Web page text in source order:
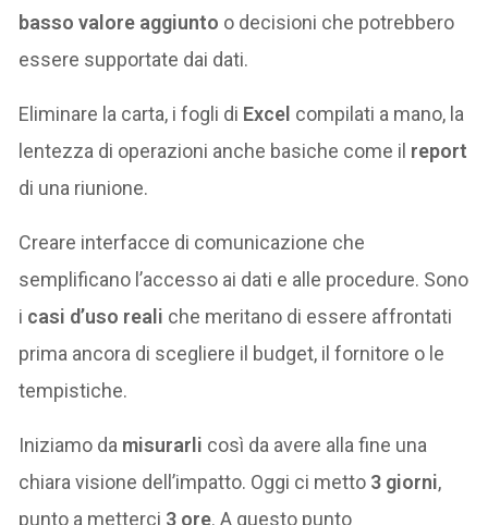
basso valore aggiunto o decisioni che potrebbero
essere supportate dai dati.
Eliminare la carta, i fogli di Excel compilati a mano, la
lentezza di operazioni anche basiche come il report
di una riunione.
Creare interfacce di comunicazione che
semplificano l’accesso ai dati e alle procedure. Sono
i casi d’uso reali che meritano di essere affrontati
prima ancora di scegliere il budget, il fornitore o le
tempistiche.
Iniziamo da misurarli così da avere alla fine una
chiara visione dell’impatto. Oggi ci metto 3 giorni,
punto a metterci 3 ore. A questo punto